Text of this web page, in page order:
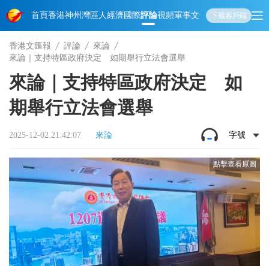
首頁香港神州 灣區人經濟國際評論視頻軍事文化 娛樂生活教育體
下載客戶端
香港文匯報 評論
來論
來論｜支持特區政府決定 如期舉行立法會選舉
來論｜支持特區政府決定 如
期舉行立法會選舉
2025-12-02 21:42:07 來論 字號